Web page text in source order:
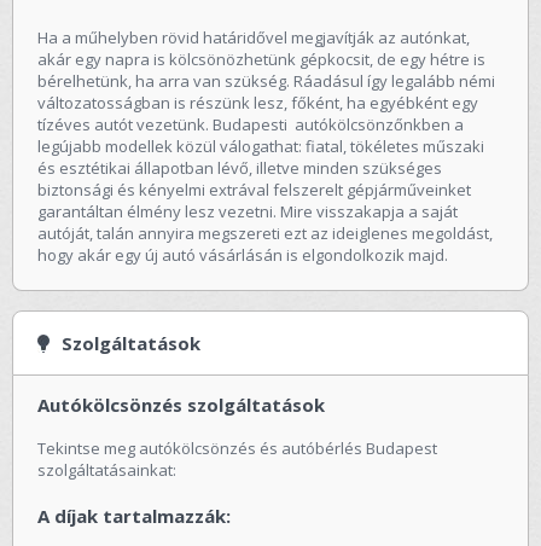
Ha a műhelyben rövid határidővel megjavítják az autónkat,
akár egy napra is kölcsönözhetünk gépkocsit, de egy hétre is
bérelhetünk, ha arra van szükség. Ráadásul így legalább némi
változatosságban is részünk lesz, főként, ha egyébként egy
tízéves autót vezetünk. Budapesti autókölcsönzőnkben a
legújabb modellek közül válogathat: fiatal, tökéletes műszaki
és esztétikai állapotban lévő, illetve minden szükséges
biztonsági és kényelmi extrával felszerelt gépjárműveinket
garantáltan élmény lesz vezetni. Mire visszakapja a saját
autóját, talán annyira megszereti ezt az ideiglenes megoldást,
hogy akár egy új autó vásárlásán is elgondolkozik majd.
Szolgáltatások
Autókölcsönzés szolgáltatások
Tekintse meg autókölcsönzés és autóbérlés Budapest
szolgáltatásainkat:
A díjak tartalmazzák: